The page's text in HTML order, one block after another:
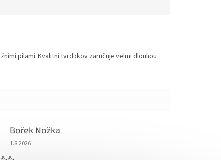
pilami. Kvalitní tvrdokov zaručuje velmi dlouhou
Bořek Nožka
Hodnocení obchodu je 5 z 5 hvězdiček.
1.8.2026